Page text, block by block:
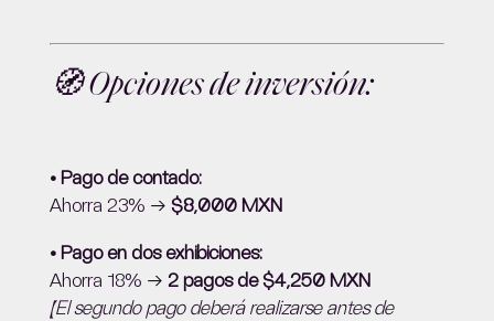
🧭 Opciones de inversión:
• Pago de contado:
Ahorra 23% → $8,000 MXN
• Pago en dos exhibiciones:
Ahorra 18% → 2 pagos de $4,250 MXN
(El segundo pago deberá realizarse antes de